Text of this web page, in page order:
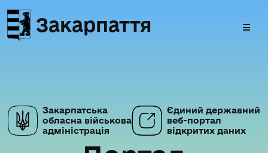
Закарпаття
Закарпатська
обласна військова
адміністрація
Єдиний державний
веб-портал
відкритих даних